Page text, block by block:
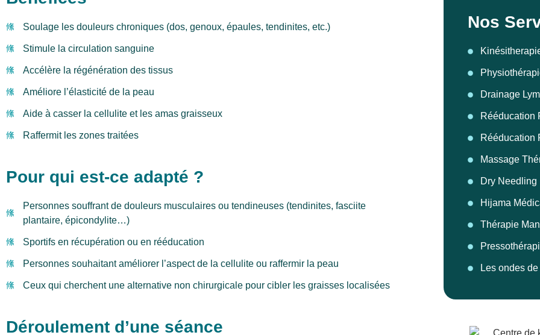
Soulage les douleurs chroniques (dos, genoux, épaules, tendinites, etc.)
Stimule la circulation sanguine
Accélère la régénération des tissus
Améliore l’élasticité de la peau
Aide à casser la cellulite et les amas graisseux
Raffermit les zones traitées
Pour qui est-ce adapté ?
Personnes souffrant de douleurs musculaires ou tendineuses (tendinites, fasciite
plantaire, épicondylite…)
Sportifs en récupération ou en rééducation
Personnes souhaitant améliorer l’aspect de la cellulite ou raffermir la peau
Ceux qui cherchent une alternative non chirurgicale pour cibler les graisses localisées
Déroulement d’une séance
Nos
Drainage
Rééducation
Rééducation
Massage
Dry Needling
Hijama
Thérapie
Les ondes